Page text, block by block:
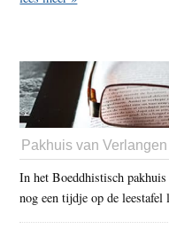
Pakhuis van Verlangen
In het Boeddhistisch
nog een tijdje op de leestafel